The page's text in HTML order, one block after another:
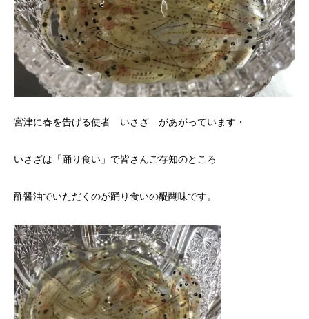
宮津に春を告げる使者 いさざ があがっています・
いさざは「踊り食い」で皆さんご存知のところ
酢醤油でいただくのが踊り食いの醍醐味です。